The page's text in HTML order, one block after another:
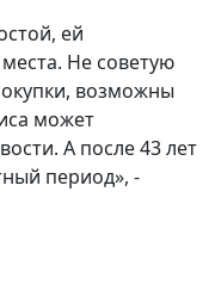
ей
Не советую
возможны
может
А после 43 лет
период», -